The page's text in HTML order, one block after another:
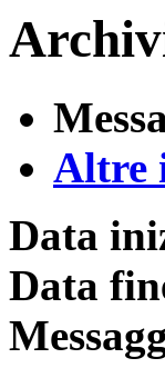
Altre
Data
Data